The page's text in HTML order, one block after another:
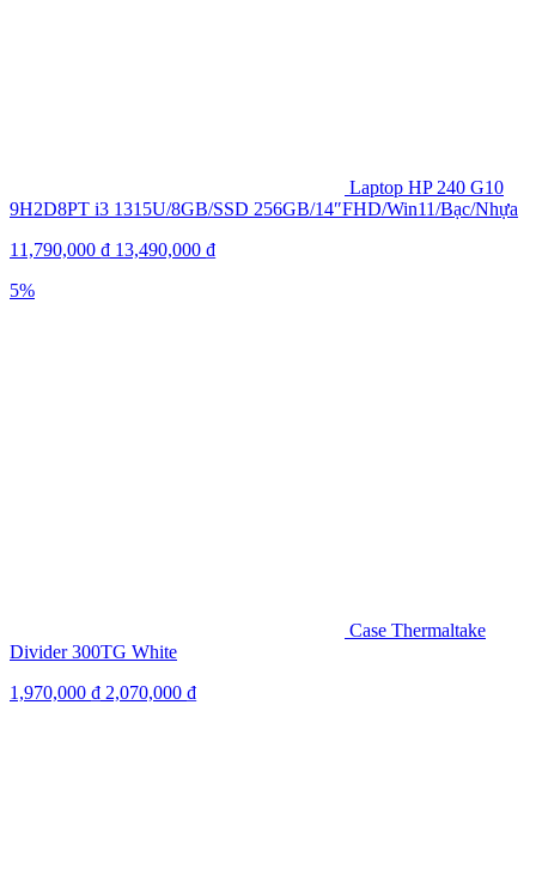
Laptop HP 240 G10
9H2D8PT i3 1315U/8GB/SSD 256GB/14″FHD/Win11/Bạc/Nhựa
11,790,000 ₫ 13,490,000 ₫
5%
Case Thermaltake
Divider 300TG White
1,970,000 ₫ 2,070,000 ₫